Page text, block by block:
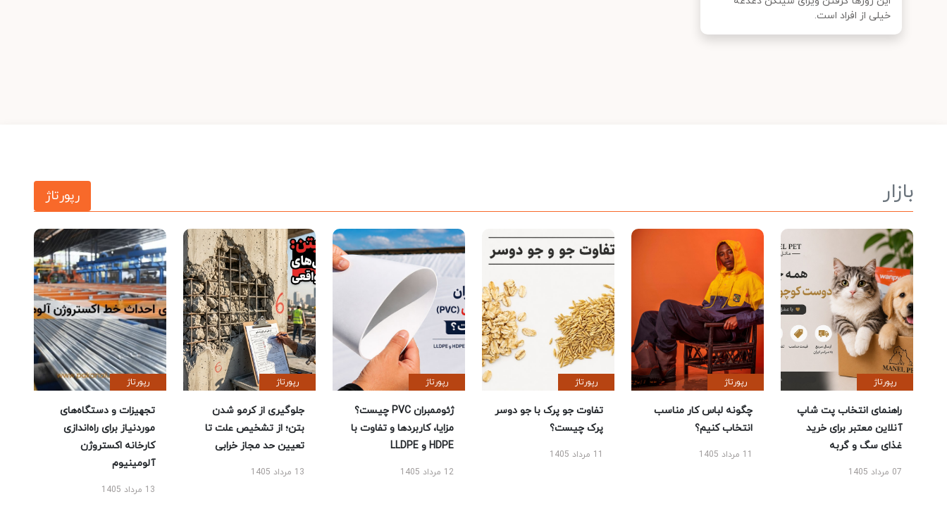
خیلی از افراد است.
بازار رپورتاژ
رپورتاژ
راهنمای انتخاب پت شاپ
آنلاین معتبر برای خرید
غذای سگ و گربه
07 مرداد 1405
رپورتاژ
چگونه لباس کار مناسب
انتخاب کنیم؟
11 مرداد 1405
رپورتاژ
تفاوت جو پرک با جو دوسر
پرک چیست؟
11 مرداد 1405
رپورتاژ
ژئوممبران PVC چیست؟
مزایا، کاربردها و تفاوت با
HDPE و LLDPE
12 مرداد 1405
رپورتاژ
جلوگیری از کرمو شدن
بتن؛ از تشخیص علت تا
تعیین حد مجاز خرابی
13 مرداد 1405
رپورتاژ
تجهیزات و دستگاه‌های
موردنیاز برای راه‌اندازی
کارخانه اکستروژن
آلومینیوم
13 مرداد 1405